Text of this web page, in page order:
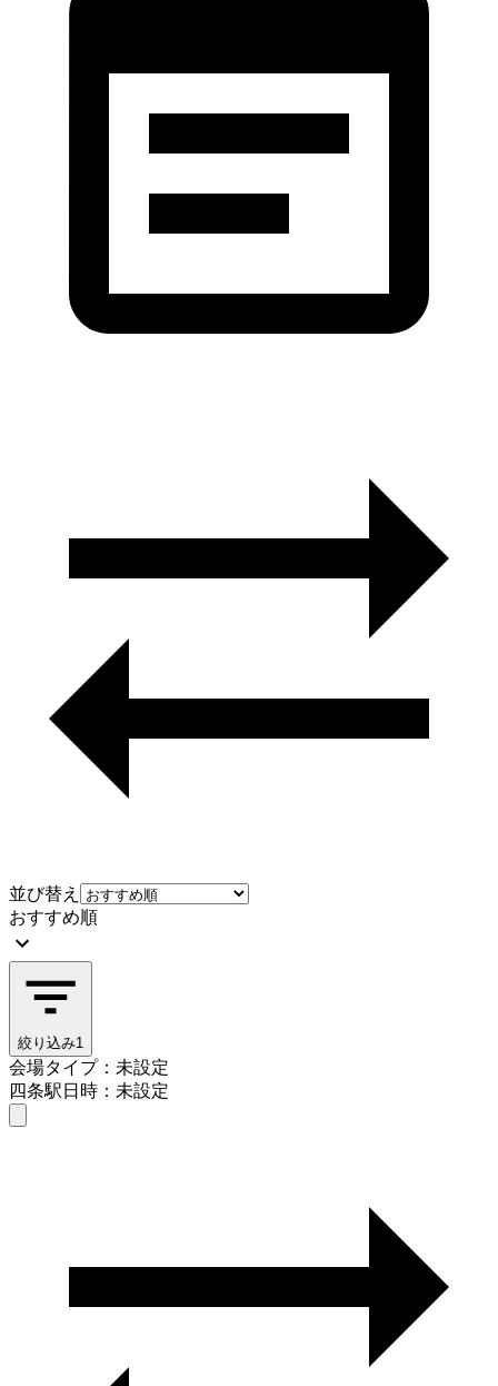
並び替え
おすすめ順
絞り込み1
会場タイプ：未設定
四条駅日時：未設定